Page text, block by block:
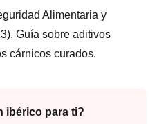
Alimentaria y
Guía sobre aditivos
cárnicos curados.
ibérico para ti?